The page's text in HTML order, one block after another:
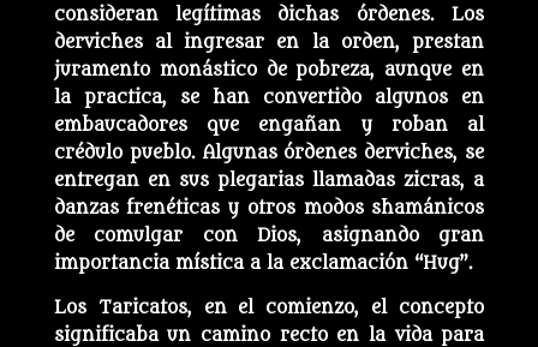
consideran legítimas dichas órdenes. Los
derviches al ingresar en la orden, prestan
juramento monástico de pobreza, aunque en
la practica, se han convertido algunos en
embaucadores que engañan y roban al
crédulo pueblo. Algunas órdenes derviches, se
entregan en sus plegarias llamadas zicras, a
danzas frenéticas y otros modos shamánicos
de comulgar con Dios, asignando gran
importancia mística a la exclamación “Hug”.
Los Taricatos, en el comienzo, el concepto
significaba un camino recto en la vida para